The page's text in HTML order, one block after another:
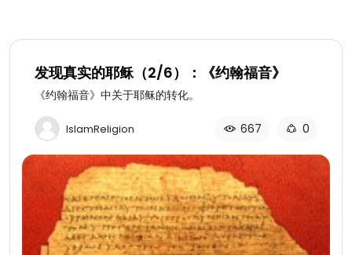
发现真实的耶稣（2/6）：《约翰福音》
《约翰福音》中关于耶稣的转化。
IslamReligion 667 0